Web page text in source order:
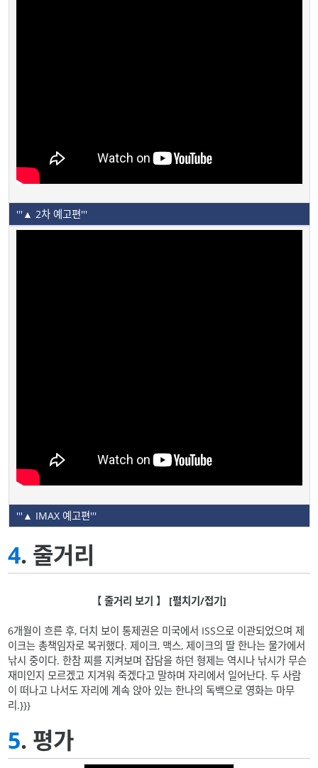
'''▲ 2차 예고편'''
'''▲ IMAX 예고편'''
4. 줄거리
【 줄거리 보기 】 [펼치기/접기]
6개월이 흐른 후, 더치 보이 통제권은 미국에서 ISS으로 이관되었으며 제
이크는 총책임자로 복귀했다. 제이크, 맥스, 제이크의 딸 한나는 물가에서
낚시 중이다. 한참 찌를 지켜보며 잡담을 하던 형제는 역시나 낚시가 무슨
재미인지 모르겠고 지겨워 죽겠다고 말하며 자리에서 일어난다. 두 사람
이 떠나고 나서도 자리에 계속 앉아 있는 한나의 독백으로 영화는 마무
리.}}}
5. 평가